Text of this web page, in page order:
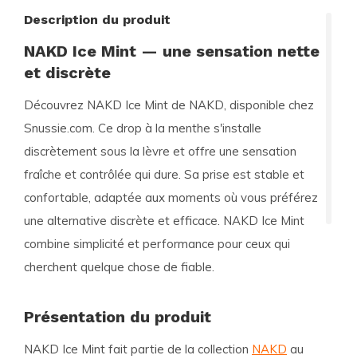
Description du produit
NAKD Ice Mint — une sensation nette
et discrète
Découvrez NAKD Ice Mint de NAKD, disponible chez
Snussie.com. Ce drop à la menthe s'installe
discrètement sous la lèvre et offre une sensation
fraîche et contrôlée qui dure. Sa prise est stable et
confortable, adaptée aux moments où vous préférez
une alternative discrète et efficace. NAKD Ice Mint
combine simplicité et performance pour ceux qui
cherchent quelque chose de fiable.
Présentation du produit
NAKD Ice Mint fait partie de la collection NAKD au